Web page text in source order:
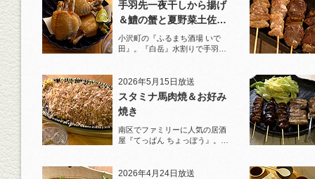
手羽先一夜干しから揚げ
＆鱧の蟹と夏野菜土佐酢
ジュレがけ
小沢町の『ふるまち酒場 いで
田』。『白岳』水割りで手羽先
2026年5月15日放送
スタミナ馬肉焼＆お好み
焼き
南区でファミリーに人気の居酒
屋『てっぱん ちょっぽう』。王
2026年4月24日放送